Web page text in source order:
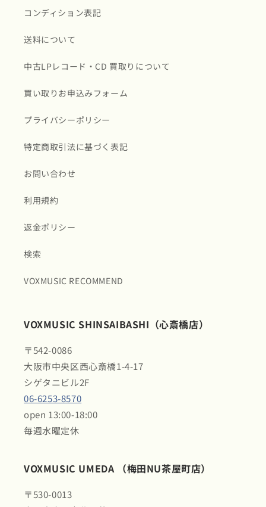
コンディション表記
送料について
中古LPレコード・CD 買取りについて
買い取りお申込みフォーム
プライバシーポリシー
特定商取引法に基づく表記
お問い合わせ
利用規約
返金ポリシー
検索
VOXMUSIC RECOMMEND
VOXMUSIC SHINSAIBASHI（心斎橋店）
〒542-0086
大阪市中央区西心斎橋1-4-17
シゲタニビル2F
06-6253-8570
open 13:00-18:00
毎週水曜定休
VOXMUSIC UMEDA （梅田NU茶屋町店）
〒530-0013